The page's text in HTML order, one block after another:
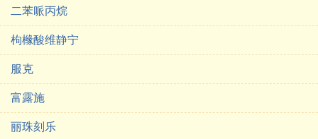
二苯哌丙烷
枸橼酸维静宁
服克
富露施
丽珠刻乐